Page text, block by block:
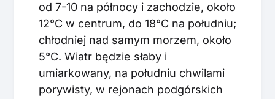
od 7-10 na północy i zachodzie, około
12°C w centrum, do 18°C na południu;
chłodniej nad samym morzem, około
5°C. Wiatr będzie słaby i
umiarkowany, na południu chwilami
porywisty, w rejonach podgórskich